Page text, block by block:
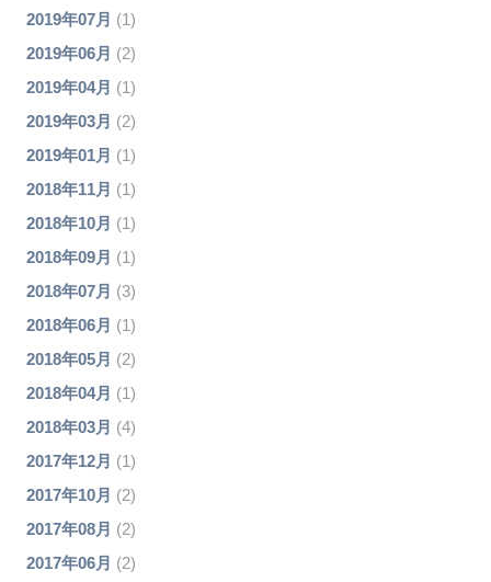
2019年07月 (1)
2019年06月 (2)
2019年04月 (1)
2019年03月 (2)
2019年01月 (1)
2018年11月 (1)
2018年10月 (1)
2018年09月 (1)
2018年07月 (3)
2018年06月 (1)
2018年05月 (2)
2018年04月 (1)
2018年03月 (4)
2017年12月 (1)
2017年10月 (2)
2017年08月 (2)
2017年06月 (2)